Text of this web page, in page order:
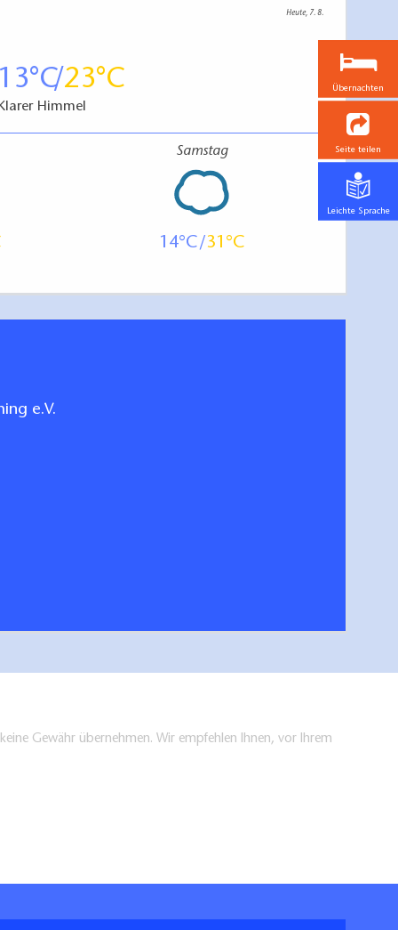
Heute, 7. 8.
13 23
Klarer Himmel
Samstag
14 31
e.V.
Gewähr übernehmen. Wir empfehlen Ihnen, vor Ihrem
Übernachten
Seite teilen
Leichte Sprache